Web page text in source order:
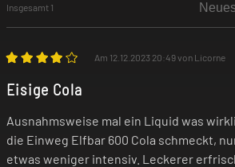
Insgesamt 1
Am 12.12.2023 20:49 von Licorne
Eisige Cola
Ausnahmsweise mal ein Liquid was
die Einweg Elfbar 600 Cola schmeckt,
etwas weniger intensiv. Leckerer